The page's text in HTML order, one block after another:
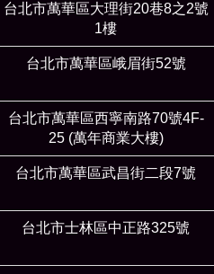
台北市萬華區大理街20巷8之2號
1樓
台北市萬華區峨眉街52號
台北市萬華區西寧南路70號4F-
25 (萬年商業大樓)
台北市萬華區武昌街二段7號
台北市士林區中正路325號